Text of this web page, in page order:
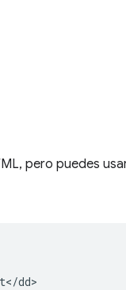
pero puedes
dd>